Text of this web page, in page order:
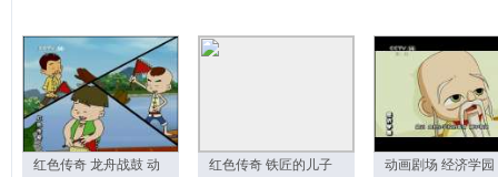
红色传奇 龙舟战鼓 动
红色传奇 铁匠的儿子
动画剧场 经济学园